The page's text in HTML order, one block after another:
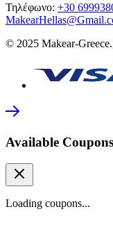
Τηλέφωνο: +30
© 2025 Makear-
Available Coupons
Loading coupons...